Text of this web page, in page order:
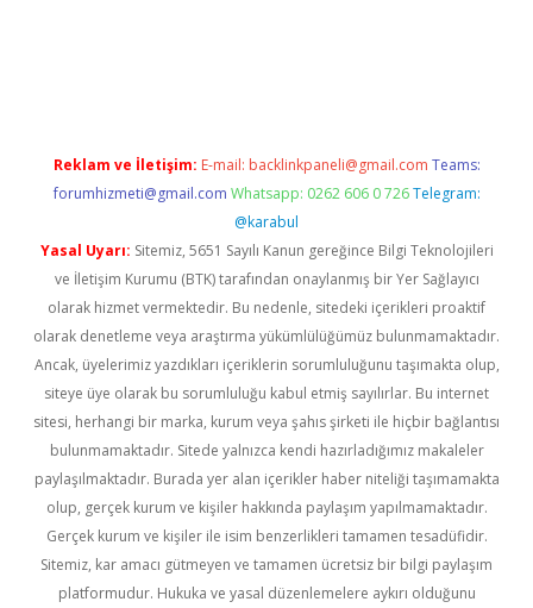
Reklam ve İletişim: E-mail: backlinkpaneli@gmail.com Teams:
forumhizmeti@gmail.com Whatsapp: 0262 606 0 726 Telegram:
@karabul
Yasal Uyarı: Sitemiz, 5651 Sayılı Kanun gereğince Bilgi Teknolojileri
ve İletişim Kurumu (BTK) tarafından onaylanmış bir Yer Sağlayıcı
olarak hizmet vermektedir. Bu nedenle, sitedeki içerikleri proaktif
olarak denetleme veya araştırma yükümlülüğümüz bulunmamaktadır.
Ancak, üyelerimiz yazdıkları içeriklerin sorumluluğunu taşımakta olup,
siteye üye olarak bu sorumluluğu kabul etmiş sayılırlar. Bu internet
sitesi, herhangi bir marka, kurum veya şahıs şirketi ile hiçbir bağlantısı
bulunmamaktadır. Sitede yalnızca kendi hazırladığımız makaleler
paylaşılmaktadır. Burada yer alan içerikler haber niteliği taşımamakta
olup, gerçek kurum ve kişiler hakkında paylaşım yapılmamaktadır.
Gerçek kurum ve kişiler ile isim benzerlikleri tamamen tesadüfidir.
Sitemiz, kar amacı gütmeyen ve tamamen ücretsiz bir bilgi paylaşım
platformudur. Hukuka ve yasal düzenlemelere aykırı olduğunu